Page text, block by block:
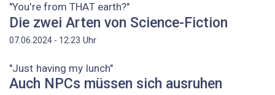
"You're from THAT earth?"
Die zwei Arten von Science-Fiction
07.06.2024 - 12:23 Uhr
"Just having my lunch"
Auch NPCs müssen sich ausruhen